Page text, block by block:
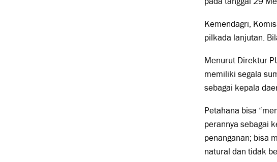
Kemendagri,
pilkada lanjutan.
Menurut Direktur
memiliki segala
sebagai kepala
Petahana bisa
perannya sebagai
penanganan; bisa
natural dan tidak